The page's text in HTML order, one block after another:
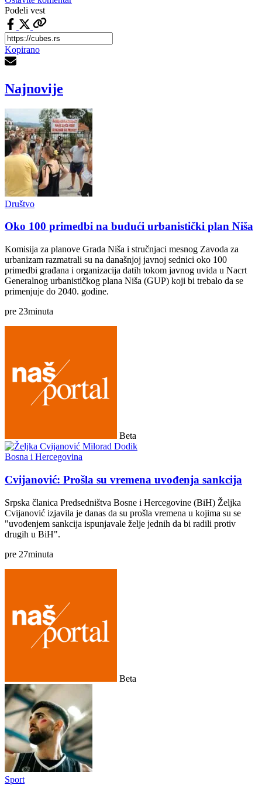
Podeli vest
Kopirano
Najnovije
Društvo
Oko 100 primedbi na budući urbanistički plan Niša
Komisija za planove Grada Niša i stručnjaci mesnog Zavoda za
urbanizam razmatrali su na današnjoj javnoj sednici oko 100
primedbi građana i organizacija datih tokom javnog uvida u Nacrt
Generalnog urbanističkog plana Niša (GUP) koji bi trebalo da se
primenjuje do 2040. godine.
pre 23minuta
Beta
Bosna i Hercegovina
Cvijanović: Prošla su vremena uvođenja sankcija
Srpska članica Predsedništva Bosne i Hercegovine (BiH) Željka
Cvijanović izjavila je danas da su prošla vremena u kojima su se
"uvođenjem sankcija ispunjavale želje jednih da bi radili protiv
drugih u BiH".
pre 27minuta
Beta
Sport